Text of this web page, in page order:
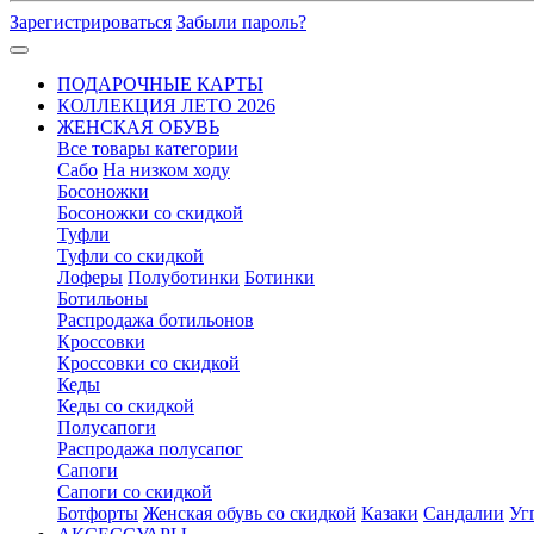
Зарегистрироваться Забыли пароль?
ПОДАРОЧНЫЕ КАРТЫ
КОЛЛЕКЦИЯ ЛЕТО 2026
ЖЕНСКАЯ ОБУВЬ
Все товары категории
Сабо На низком ходу
Босоножки
Босоножки со скидкой
Туфли
Туфли со скидкой
Лоферы Полуботинки Ботинки
Ботильоны
Распродажа ботильонов
Кроссовки
Кроссовки со скидкой
Кеды
Кеды со скидкой
Полусапоги
Распродажа полусапог
Сапоги
Сапоги со скидкой
Ботфорты Женская обувь со скидкой Казаки Сандалии